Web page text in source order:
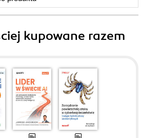
kupowane razem